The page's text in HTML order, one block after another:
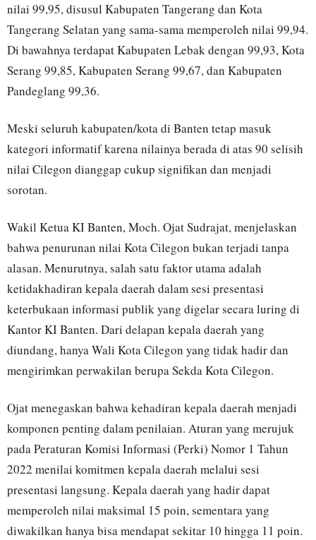
nilai 99,95, disusul Kabupaten Tangerang dan Kota
Tangerang Selatan yang sama-sama memperoleh nilai 99,94.
Di bawahnya terdapat Kabupaten Lebak dengan 99,93, Kota
Serang 99,85, Kabupaten Serang 99,67, dan Kabupaten
Pandeglang 99,36.
Meski seluruh kabupaten/kota di Banten tetap masuk
kategori informatif karena nilainya berada di atas 90 selisih
nilai Cilegon dianggap cukup signifikan dan menjadi
sorotan.
Wakil Ketua KI Banten, Moch. Ojat Sudrajat, menjelaskan
bahwa penurunan nilai Kota Cilegon bukan terjadi tanpa
alasan. Menurutnya, salah satu faktor utama adalah
ketidakhadiran kepala daerah dalam sesi presentasi
keterbukaan informasi publik yang digelar secara luring di
Kantor KI Banten. Dari delapan kepala daerah yang
diundang, hanya Wali Kota Cilegon yang tidak hadir dan
mengirimkan perwakilan berupa Sekda Kota Cilegon.
Ojat menegaskan bahwa kehadiran kepala daerah menjadi
komponen penting dalam penilaian. Aturan yang merujuk
pada Peraturan Komisi Informasi (Perki) Nomor 1 Tahun
2022 menilai komitmen kepala daerah melalui sesi
presentasi langsung. Kepala daerah yang hadir dapat
memperoleh nilai maksimal 15 poin, sementara yang
diwakilkan hanya bisa mendapat sekitar 10 hingga 11 poin.